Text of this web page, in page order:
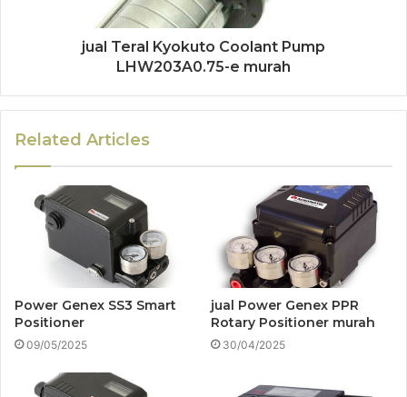
jual Teral Kyokuto Coolant Pump
LHW203A0.75-e murah
Related Articles
Power Genex SS3 Smart
Positioner
09/05/2025
jual Power Genex PPR
Rotary Positioner murah
30/04/2025